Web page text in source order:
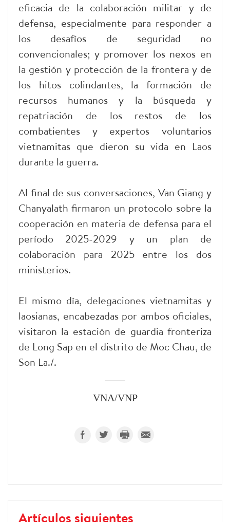
eficacia de la colaboración militar y de
defensa, especialmente para responder a
los desafíos de seguridad no
convencionales; y promover los nexos en
la gestión y protección de la frontera y de
los hitos colindantes, la formación de
recursos humanos y la búsqueda y
repatriación de los restos de los
combatientes y expertos voluntarios
vietnamitas que dieron su vida en Laos
durante la guerra.
Al final de sus conversaciones, Van Giang y
Chanyalath firmaron un protocolo sobre la
cooperación en materia de defensa para el
período 2025-2029 y un plan de
colaboración para 2025 entre los dos
ministerios.
El mismo día, delegaciones vietnamitas y
laosianas, encabezadas por ambos oficiales,
visitaron la estación de guardia fronteriza
de Long Sap en el distrito de Moc Chau, de
Son La./.
VNA/VNP
Artículos siguientes